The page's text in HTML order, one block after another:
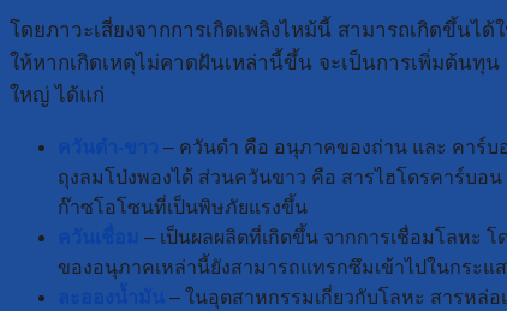
โดยภาวะเสี่ยงจากการเกิดเพลิงไหม้นี้ สามารถเกิดขึ้น
ให้หากเกิดเหตุไม่คาดฝันเหล่านี้ขึ้น จะเป็นการเพิ่มต้นทุ
ใหญ่ ได้แก่
– ควันดำ คือ อนุภาคของถ่าน และ คาร์บ
ถุงลมโป่งพองได้ ส่วนควันขาว คือ สารไฮโดรคาร์บอ
ก๊าซโอโซนที่เป็นพิษภัยแรงขึ้น
– เป็นผลผลิตที่เกิดขึ้น จากการเชื่อมโลหะ
ของอนุภาคเหล่านี้ยังสามารถแทรกซึมเข้าไปในกระแ
– ในอุตสาหกรรมเกี่ยวกับโลหะ สารหล่